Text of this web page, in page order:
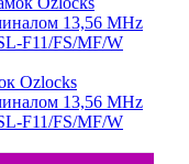
Ozlocks
13,56 MHz
F11/FS/MF/W